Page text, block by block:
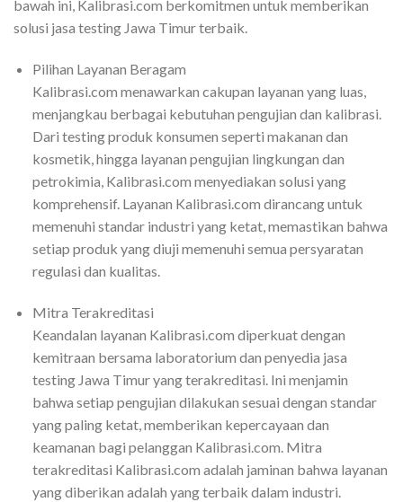
bawah ini, Kalibrasi.com berkomitmen untuk memberikan
solusi jasa testing Jawa Timur terbaik.
Pilihan Layanan Beragam
Kalibrasi.com menawarkan cakupan layanan yang luas,
menjangkau berbagai kebutuhan pengujian dan kalibrasi.
Dari testing produk konsumen seperti makanan dan
kosmetik, hingga layanan pengujian lingkungan dan
petrokimia, Kalibrasi.com menyediakan solusi yang
komprehensif. Layanan Kalibrasi.com dirancang untuk
memenuhi standar industri yang ketat, memastikan bahwa
setiap produk yang diuji memenuhi semua persyaratan
regulasi dan kualitas.
Mitra Terakreditasi
Keandalan layanan Kalibrasi.com diperkuat dengan
kemitraan bersama laboratorium dan penyedia jasa
testing Jawa Timur yang terakreditasi. Ini menjamin
bahwa setiap pengujian dilakukan sesuai dengan standar
yang paling ketat, memberikan kepercayaan dan
keamanan bagi pelanggan Kalibrasi.com. Mitra
terakreditasi Kalibrasi.com adalah jaminan bahwa layanan
yang diberikan adalah yang terbaik dalam industri.